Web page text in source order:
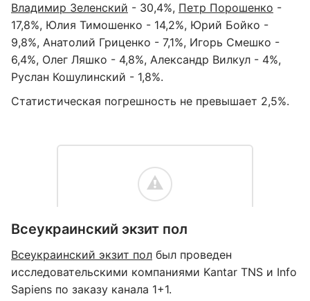
Владимир Зеленский - 30,4%, Петр Порошенко -
17,8%, Юлия Тимошенко - 14,2%, Юрий Бойко -
9,8%, Анатолий Гриценко - 7,1%, Игорь Смешко -
6,4%, Олег Ляшко - 4,8%, Александр Вилкул - 4%,
Руслан Кошулинский - 1,8%.
Статистическая погрешность не превышает 2,5%.
Всеукраинский экзит пол
Всеукраинский экзит пол был проведен
исследовательскими компаниями Kantar TNS и Info
Sapiens по заказу канала 1+1.